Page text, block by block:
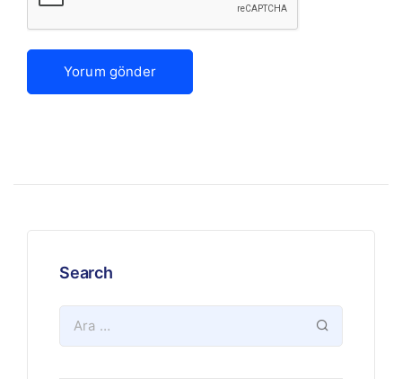
Search